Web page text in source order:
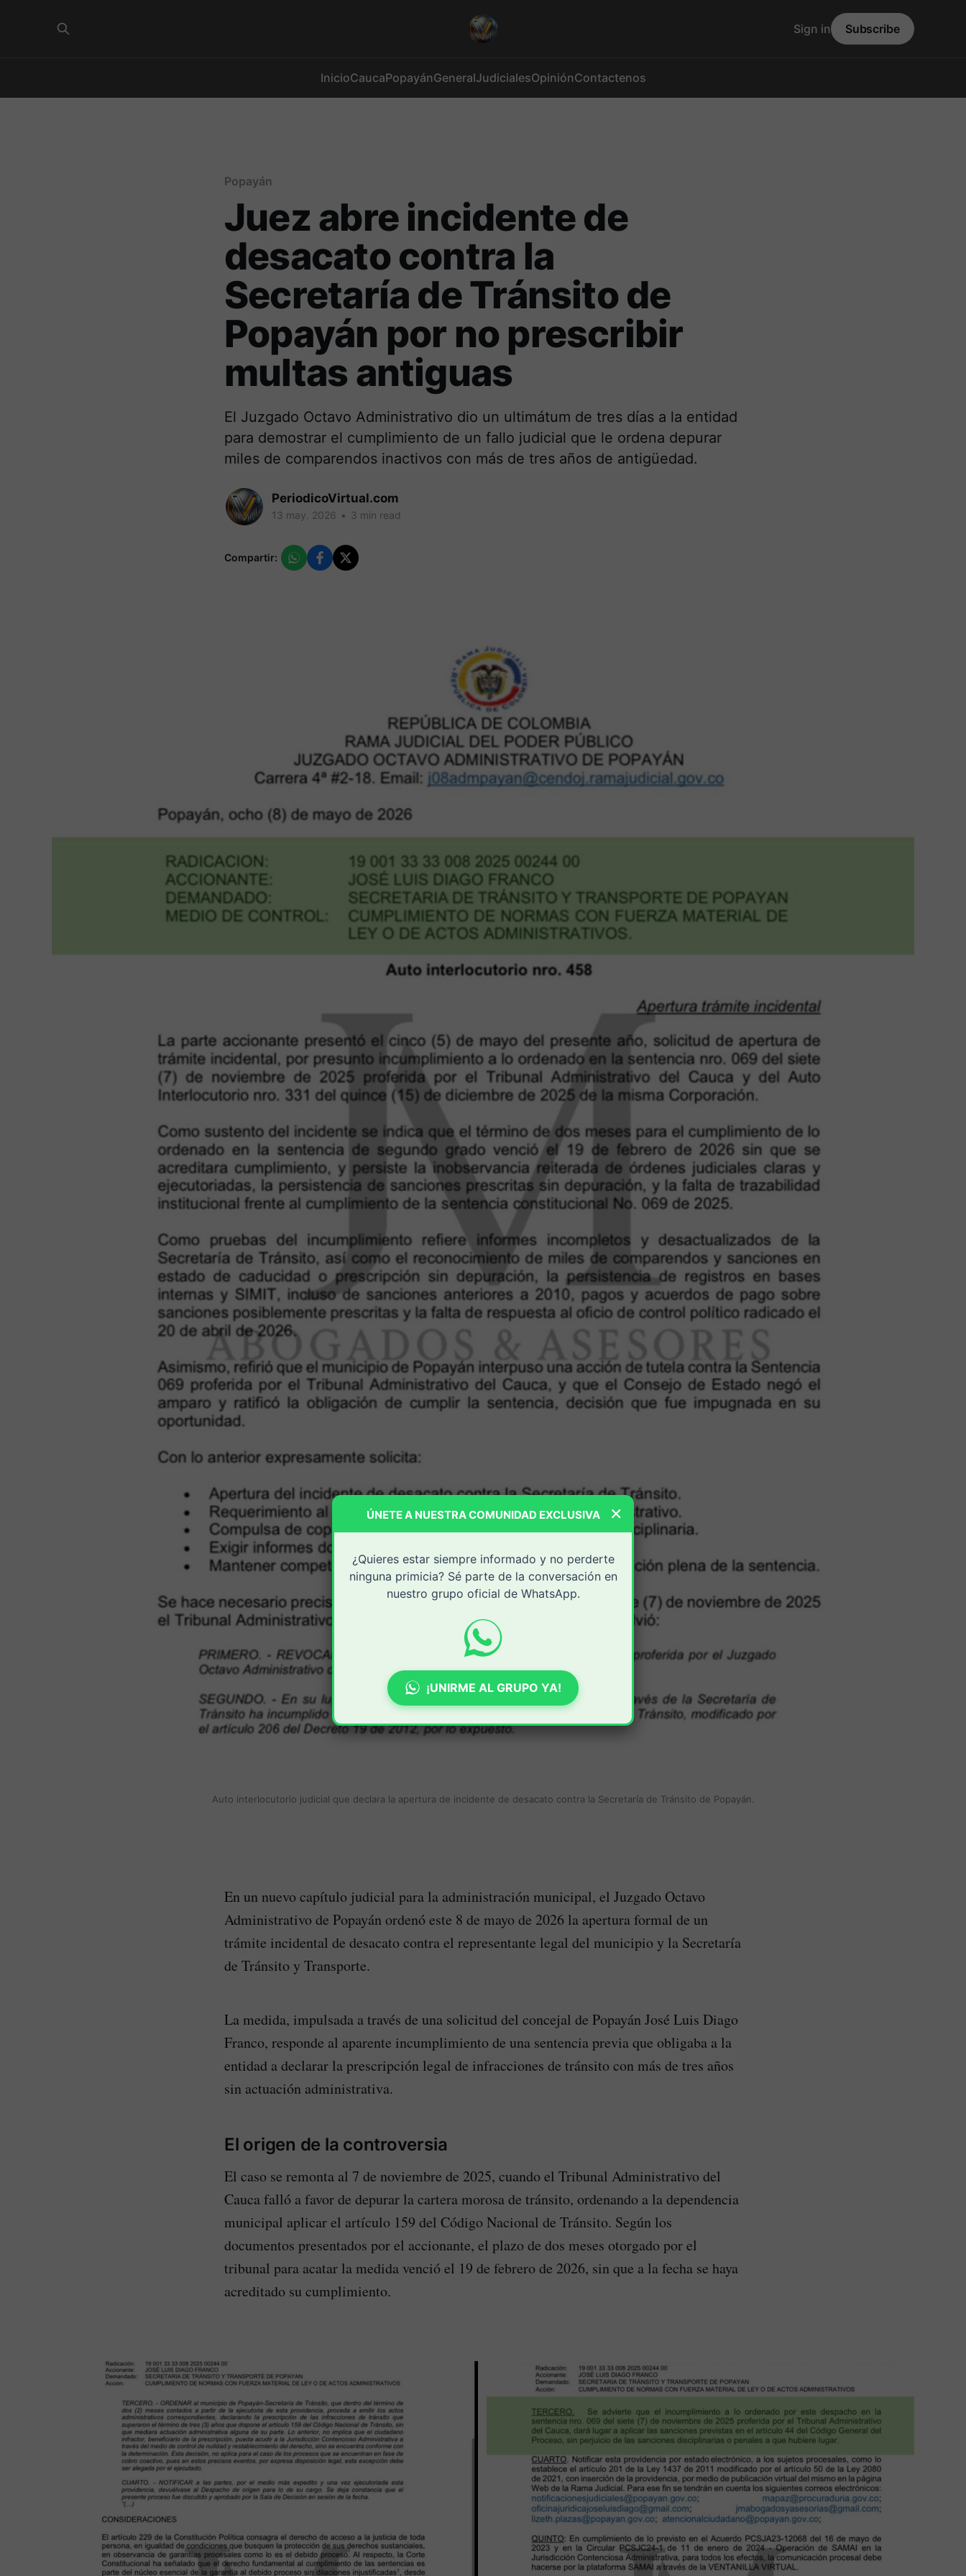
InicioCaucaPopayánGeneralJudicialesOpiniónContactenos
Sign in Subscribe
Popayán
Juez abre incidente de
desacato contra la
Secretaría de Tránsito de
Popayán por no prescribir
multas antiguas
El Juzgado Octavo Administrativo dio un ultimátum de tres días a la entidad
para demostrar el cumplimiento de un fallo judicial que le ordena depurar
miles de comparendos inactivos con más de tres años de antigüedad.
PeriodicoVirtual.com
13 may. 2026 • 3 min read
Compartir:
Auto interlocutorio judicial que declara la apertura de incidente de desacato contra la Secretaría de Tránsito de Popayán.
En un nuevo capítulo judicial para la administración municipal, el Juzgado Octavo
Administrativo de Popayán ordenó este 8 de mayo de 2026 la apertura formal de un
trámite incidental de desacato contra el representante legal del municipio y la Secretaría
de Tránsito y Transporte.
La medida, impulsada a través de una solicitud del concejal de Popayán José Luis Diago
Franco, responde al aparente incumplimiento de una sentencia previa que obligaba a la
entidad a declarar la prescripción legal de infracciones de tránsito con más de tres años
sin actuación administrativa.
El origen de la controversia
El caso se remonta al 7 de noviembre de 2025, cuando el Tribunal Administrativo del
Cauca falló a favor de depurar la cartera morosa de tránsito, ordenando a la dependencia
municipal aplicar el artículo 159 del Código Nacional de Tránsito. Según los
documentos presentados por el accionante, el plazo de dos meses otorgado por el
tribunal para acatar la medida venció el 19 de febrero de 2026, sin que a la fecha se haya
acreditado su cumplimiento.
×
ÚNETE A NUESTRA COMUNIDAD EXCLUSIVA
¿Quieres estar siempre informado y no perderte
ninguna primicia? Sé parte de la conversación en
nuestro grupo oficial de WhatsApp.
¡UNIRME AL GRUPO YA!